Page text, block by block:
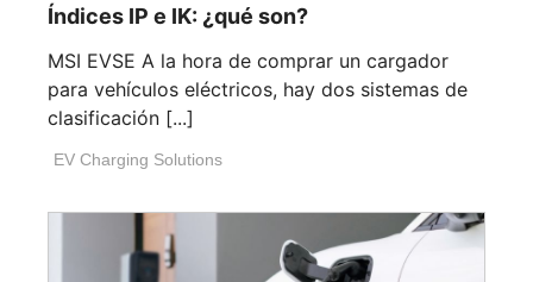
Índices IP e IK: ¿qué son?
MSI EVSE A la hora de comprar un cargador
para vehículos eléctricos, hay dos sistemas de
clasificación [...]
EV Charging Solutions